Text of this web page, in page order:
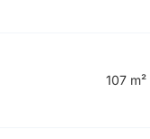
107 m²